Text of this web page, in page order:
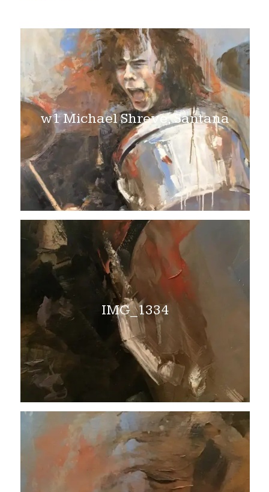
w1 Michael Shreve, Santana
IMG_1334